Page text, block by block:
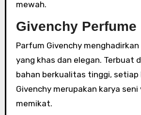
mewah.
Givenchy Perfume
Parfum Givenchy
yang khas dan elegan. Terbuat
bahan berkualitas tinggi,
Givenchy merupakan karya seni
memikat.